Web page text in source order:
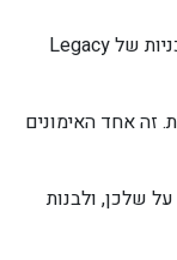
– אם המטרה היא לדעת להגן על עצמך במצב מסוכן, התוכניות של Legacy
זה אחד האימונים
שלכן, ולבנות